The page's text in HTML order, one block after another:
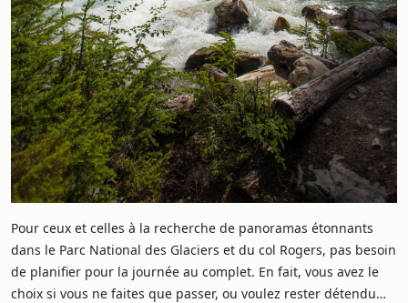
Pour ceux et celles à la recherche de panoramas étonnants
dans le Parc National des Glaciers et du col Rogers, pas besoin
de planifier pour la journée au complet. En fait, vous avez le
choix si vous ne faites que passer, ou voulez rester détendu…